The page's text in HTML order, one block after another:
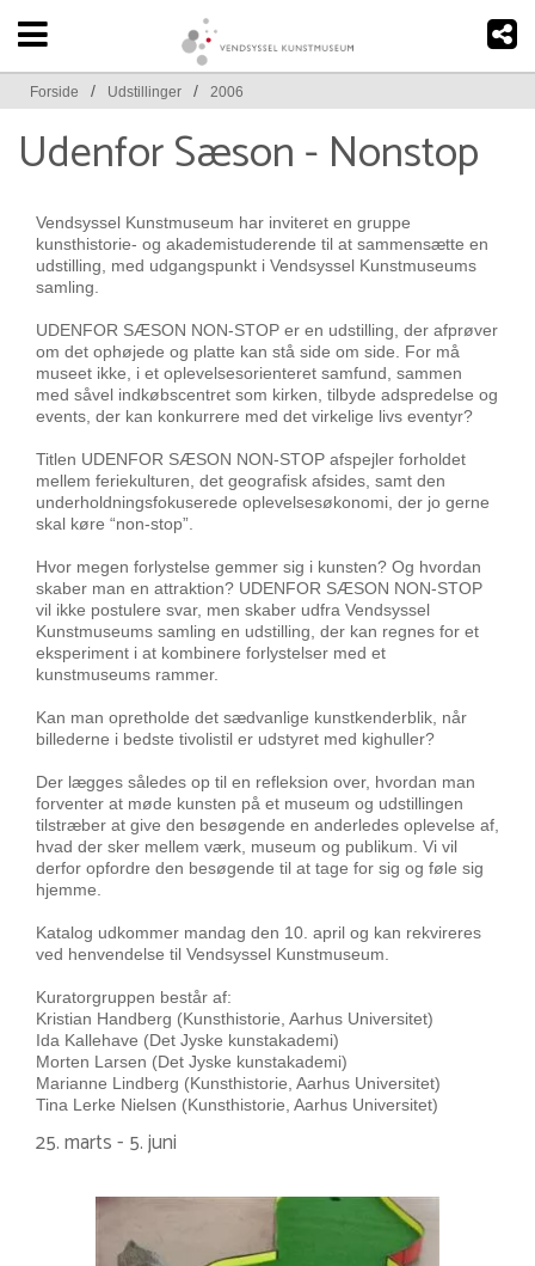
Forside / Udstillinger / 2006
Udenfor Sæson - Nonstop
Vendsyssel Kunstmuseum har inviteret en gruppe
kunsthistorie- og akademistuderende til at sammensætte en
udstilling, med udgangspunkt i Vendsyssel Kunstmuseums
samling.
UDENFOR SÆSON NON-STOP er en udstilling, der afprøver
om det ophøjede og platte kan stå side om side. For må
museet ikke, i et oplevelsesorienteret samfund, sammen
med såvel indkøbscentret som kirken, tilbyde adspredelse og
events, der kan konkurrere med det virkelige livs eventyr?
Titlen UDENFOR SÆSON NON-STOP afspejler forholdet
mellem feriekulturen, det geografisk afsides, samt den
underholdningsfokuserede oplevelsesøkonomi, der jo gerne
skal køre “non-stop”.
Hvor megen forlystelse gemmer sig i kunsten? Og hvordan
skaber man en attraktion? UDENFOR SÆSON NON-STOP
vil ikke postulere svar, men skaber udfra Vendsyssel
Kunstmuseums samling en udstilling, der kan regnes for et
eksperiment i at kombinere forlystelser med et
kunstmuseums rammer.
Kan man opretholde det sædvanlige kunstkenderblik, når
billederne i bedste tivolistil er udstyret med kighuller?
Der lægges således op til en refleksion over, hvordan man
forventer at møde kunsten på et museum og udstillingen
tilstræber at give den besøgende en anderledes oplevelse af,
hvad der sker mellem værk, museum og publikum. Vi vil
derfor opfordre den besøgende til at tage for sig og føle sig
hjemme.
Katalog udkommer mandag den 10. april og kan rekvireres
ved henvendelse til Vendsyssel Kunstmuseum.
Kuratorgruppen består af:
Kristian Handberg (Kunsthistorie, Aarhus Universitet)
Ida Kallehave (Det Jyske kunstakademi)
Morten Larsen (Det Jyske kunstakademi)
Marianne Lindberg (Kunsthistorie, Aarhus Universitet)
Tina Lerke Nielsen (Kunsthistorie, Aarhus Universitet)
25. marts - 5. juni